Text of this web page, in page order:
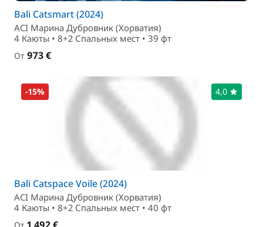
Bali Catsmart (2024)
ACI Марина Дубровник (Хорватия)
4 Каюты • 8+2 Спальныx мест • 39 фт
От 973 €
-15% 4,0
Bali Catspace Voile (2024)
ACI Марина Дубровник (Хорватия)
4 Каюты • 8+2 Спальныx мест • 40 фт